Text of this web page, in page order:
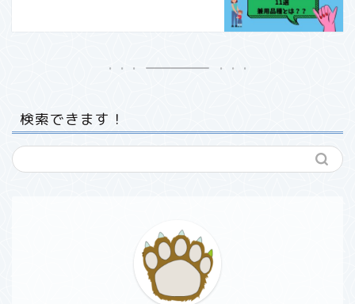
検索できます！